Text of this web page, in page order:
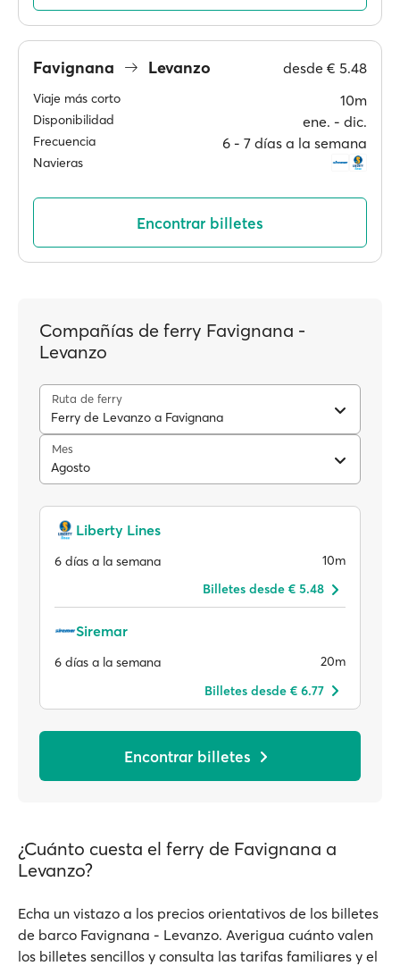
Favignana Levanzo desde € 5.48
Viaje más corto 10m
Disponibilidad ene. ‐ dic.
Frecuencia 6 ‐ 7 días a la semana
Navieras
Encontrar billetes
Compañías de ferry Favignana -
Levanzo
Ruta de ferry
Ferry de Levanzo a Favignana
Mes
Agosto
Liberty Lines
6 días a la semana
10m
Billetes desde € 5.48
Siremar
6 días a la semana
20m
Billetes desde € 6.77
Encontrar billetes
¿Cuánto cuesta el ferry de Favignana a
Levanzo?
Echa un vistazo a los precios orientativos de los billetes
de barco Favignana - Levanzo. Averigua cuánto valen
los billetes sencillos y consulta las tarifas familiares y el